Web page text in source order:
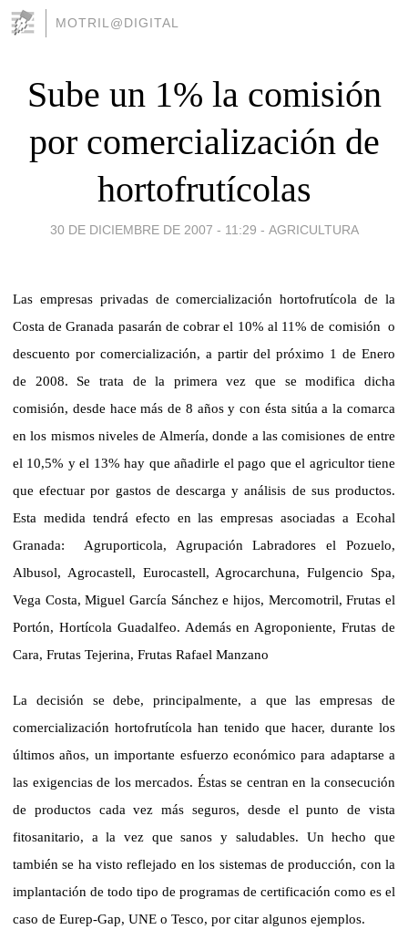
MOTRIL@DIGITAL
Sube un 1% la comisión
por comercialización de
hortofrutícolas
30 DE DICIEMBRE DE 2007 - 11:29 - AGRICULTURA
Las empresas privadas de comercialización hortofrutícola de la
Costa de Granada pasarán de cobrar el 10% al 11% de comisión o
descuento por comercialización, a partir del próximo 1 de Enero
de 2008. Se trata de la primera vez que se modifica dicha
comisión, desde hace más de 8 años y con ésta sitúa a la comarca
en los mismos niveles de Almería, donde a las comisiones de entre
el 10,5% y el 13% hay que añadirle el pago que el agricultor tiene
que efectuar por gastos de descarga y análisis de sus productos.
Esta medida tendrá efecto en las empresas asociadas a Ecohal
Granada:
Agruporticola, Agrupación Labradores el Pozuelo,
Albusol, Agrocastell, Eurocastell, Agrocarchuna, Fulgencio Spa,
Vega Costa, Miguel García Sánchez e hijos, Mercomotril, Frutas el
Portón, Hortícola Guadalfeo. Además en Agroponiente, Frutas de
Cara, Frutas Tejerina, Frutas Rafael Manzano
La decisión se debe, principalmente, a que las empresas de
comercialización hortofrutícola han tenido que hacer, durante los
últimos años, un importante esfuerzo económico para adaptarse a
las exigencias de los mercados. Éstas se centran en la consecución
de productos cada vez más seguros, desde el punto de vista
fitosanitario, a la vez que sanos y saludables. Un hecho que
también se ha visto reflejado en los sistemas de producción, con la
implantación de todo tipo de programas de certificación como es el
caso de Eurep-Gap, UNE o Tesco, por citar algunos ejemplos.